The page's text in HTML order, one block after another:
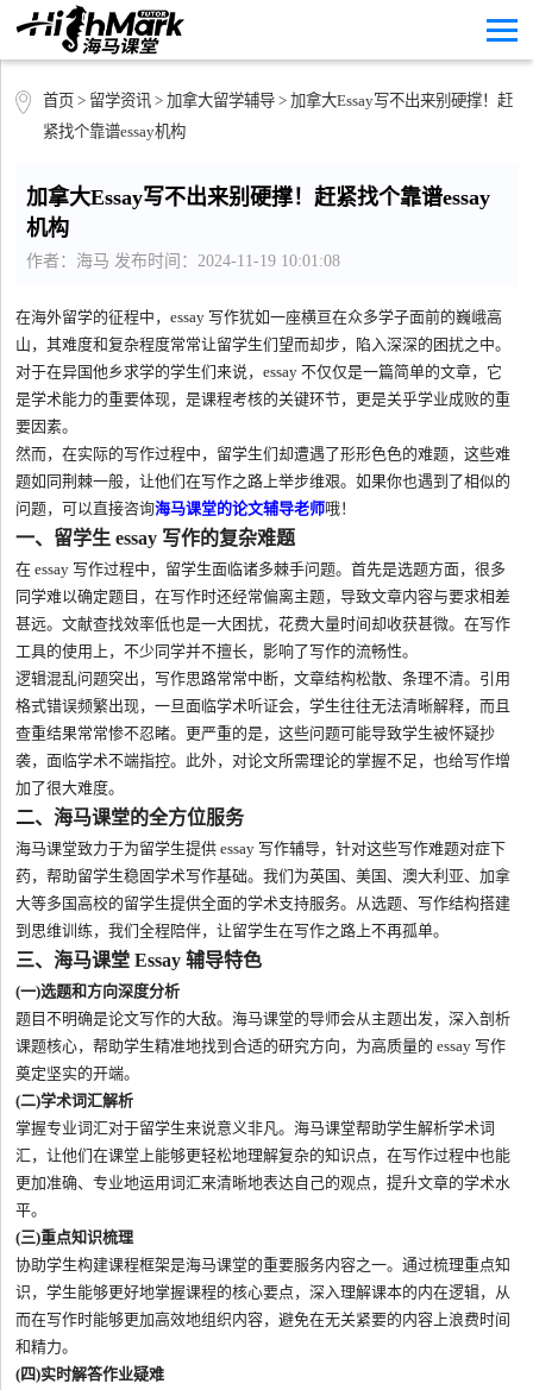
首页 > 留学资讯> 加拿大留学辅导> 加拿大Essay写不出来别硬撑！赶
紧找个靠谱essay机构
加拿大Essay写不出来别硬撑！赶紧找个靠谱essay
机构
作者：海马 发布时间：2024-11-19 10:01:08
在海外留学的征程中，essay 写作犹如一座横亘在众多学子面前的巍峨高
山，其难度和复杂程度常常让留学生们望而却步，陷入深深的困扰之中。
对于在异国他乡求学的学生们来说，essay 不仅仅是一篇简单的文章，它
是学术能力的重要体现，是课程考核的关键环节，更是关乎学业成败的重
要因素。
然而，在实际的写作过程中，留学生们却遭遇了形形色色的难题，这些难
题如同荆棘一般，让他们在写作之路上举步维艰。如果你也遇到了相似的
问题，可以直接咨询海马课堂的论文辅导老师哦！
一、留学生 essay 写作的复杂难题
在 essay 写作过程中，留学生面临诸多棘手问题。首先是选题方面，很多
同学难以确定题目，在写作时还经常偏离主题，导致文章内容与要求相差
甚远。文献查找效率低也是一大困扰，花费大量时间却收获甚微。在写作
工具的使用上，不少同学并不擅长，影响了写作的流畅性。
逻辑混乱问题突出，写作思路常常中断，文章结构松散、条理不清。引用
格式错误频繁出现，一旦面临学术听证会，学生往往无法清晰解释，而且
查重结果常常惨不忍睹。更严重的是，这些问题可能导致学生被怀疑抄
袭，面临学术不端指控。此外，对论文所需理论的掌握不足，也给写作增
加了很大难度。
二、海马课堂的全方位服务
海马课堂致力于为留学生提供 essay 写作辅导，针对这些写作难题对症下
药，帮助留学生稳固学术写作基础。我们为英国、美国、澳大利亚、加拿
大等多国高校的留学生提供全面的学术支持服务。从选题、写作结构搭建
到思维训练，我们全程陪伴，让留学生在写作之路上不再孤单。
三、海马课堂 Essay 辅导特色
(一)选题和方向深度分析
题目不明确是论文写作的大敌。海马课堂的导师会从主题出发，深入剖析
课题核心，帮助学生精准地找到合适的研究方向，为高质量的 essay 写作
奠定坚实的开端。
(二)学术词汇解析
掌握专业词汇对于留学生来说意义非凡。海马课堂帮助学生解析学术词
汇，让他们在课堂上能够更轻松地理解复杂的知识点，在写作过程中也能
更加准确、专业地运用词汇来清晰地表达自己的观点，提升文章的学术水
平。
(三)重点知识梳理
协助学生构建课程框架是海马课堂的重要服务内容之一。通过梳理重点知
识，学生能够更好地掌握课程的核心要点，深入理解课本的内在逻辑，从
而在写作时能够更加高效地组织内容，避免在无关紧要的内容上浪费时间
和精力。
(四)实时解答作业疑难